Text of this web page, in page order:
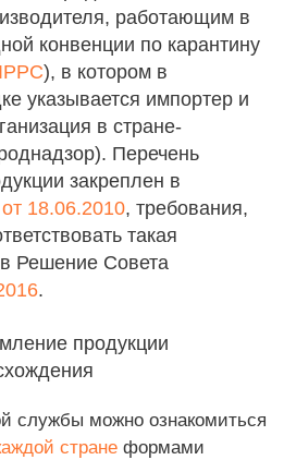
работающим в
конвенции по карантину
IPPC), в котором в
указывается импортер и
в стране-
Перечень
закреплен в
18.06.2010, требования,
такая
Решение Совета
.
службы можно ознакомиться
стране формами